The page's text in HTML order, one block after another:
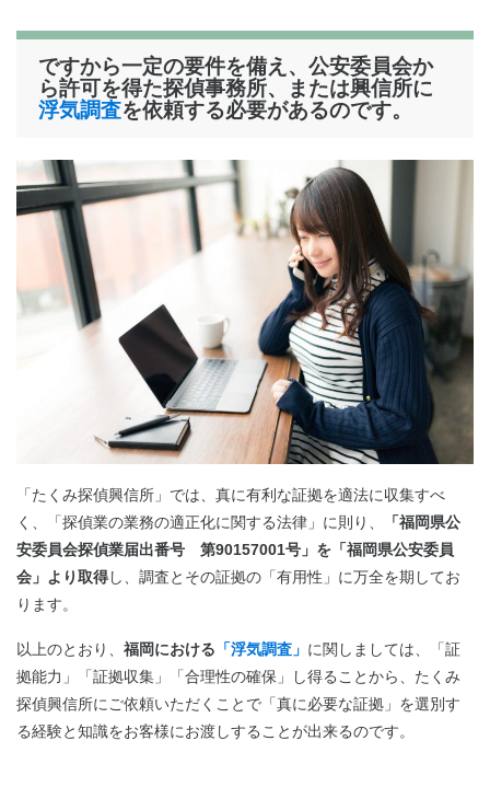
ですから一定の要件を備え、公安委員会か
ら許可を得た探偵事務所、または興信所に
浮気調査を依頼する必要があるのです。
「たくみ探偵興信所」では、真に有利な証拠を適法に収集すべ
く、「探偵業の業務の適正化に関する法律」に則り、
「福岡県公
安委員会探偵業届出番号 第90157001号」を「福岡県公安委員
会」より取得し、調査とその証拠の「有用性」に万全を期してお
ります。
以上のとおり、 福岡における 「浮気調査」 に関しましては、「証
拠能力」「証拠収集」「合理性の確保」し得ることから、たくみ
探偵興信所にご依頼いただくことで「真に必要な証拠」を選別す
る経験と知識をお客様にお渡しすることが出来るのです。